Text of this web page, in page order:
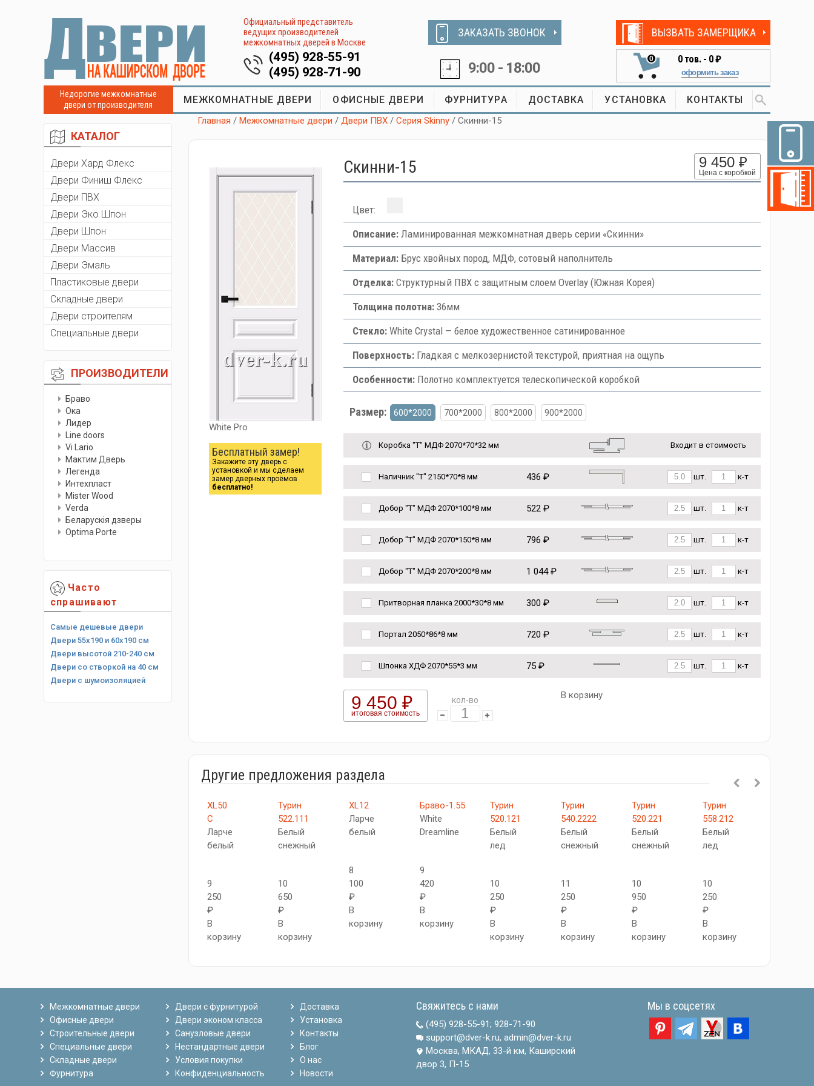
Официальный представитель
ведущих производителей
межкомнатных дверей в Москве
(495) 928-55-91
(495) 928-71-90
ЗАКАЗАТЬ ЗВОНОК
9:00 - 18:00
ВЫЗВАТЬ ЗАМЕРЩИКА
0 0тов. - 0 ₽
оформить заказ
Недорогие межкомнатные
двери от производителя
МЕЖКОМНАТНЫЕ ДВЕРИ ОФИСНЫЕ ДВЕРИ ФУРНИТУРА ДОСТАВКА УСТАНОВКА КОНТАКТЫ
КАТАЛОГ
Двери Хард Флекс
Двери Финиш Флекс
Двери ПВХ
Двери Эко Шпон
Двери Шпон
Двери Массив
Двери Эмаль
Пластиковые двери
Складные двери
Двери строителям
Специальные двери
ПРОИЗВОДИТЕЛИ
Браво
Ока
Лидер
Line doors
Vi Lario
Мактим Дверь
Легенда
Интехпласт
Мister Wood
Verda
Беларускiя дзверы
Optima Porte
Часто
спрашивают
Самые дешевые двери
Двери 55х190 и 60х190 см
Двери высотой 210-240 см
Двери со створкой на 40 см
Двери с шумоизоляцией
Главная /Межкомнатные двери /Двери ПВХ /Серия Skinny / Скинни-15
White Pro
Бесплатный замер!
Закажите эту дверь с
установкой и мы сделаем
замер дверных проёмов
бесплатно!
Скинни-15 9 450 ₽
Цена с коробкой
Цвет:
Описание:Ламинированная межкомнатная дверь серии «Скинни»
Материал:Брус хвойных пород, МДФ, сотовый наполнитель
Отделка:Структурный ПВХ с защитным слоем Overlay (Южная Корея)
Толщина полотна:36мм
Стекло:White Сrystal — белое художественное сатинированное
Поверхность:Гладкая с мелкозернистой текстурой, приятная на ощупь
Особенности:Полотно комплектуется телескопической коробкой
Размер: 600*2000 700*2000 800*2000 900*2000
Коробка "Т" МДФ 2070*70*32 мм Входит в стоимость
Наличник "Т" 2150*70*8 мм 436 ₽ шт. к-т
Добор "Т" МДФ 2070*100*8 мм 522 ₽ шт. к-т
Добор "Т" МДФ 2070*150*8 мм 796 ₽ шт. к-т
Добор "Т" МДФ 2070*200*8 мм 1 044 ₽ шт. к-т
Притворная планка 2000*30*8 мм 300 ₽ шт. к-т
Портал 2050*86*8 мм 720 ₽ шт. к-т
Шпонка ХДФ 2070*55*3 мм 75 ₽ шт. к-т
9 450 ₽
итоговая стоимость
кол-во В корзину
Другие предложения раздела
XL50
C
Ларче
белый
9
250
₽
В
корзину
Турин
522.111
Белый
снежный
10
650
₽
В
корзину
XL12
Ларче
белый
8
100
₽
В
корзину
Браво-1.55
White
Dreamline
9
420
₽
В
корзину
Турин
520.121
Белый
лед
10
250
₽
В
корзину
Турин
540.2222
Белый
снежный
11
250
₽
В
корзину
Турин
520.221
Белый
снежный
10
950
₽
В
корзину
Турин
558.212
Белый
лед
10
250
₽
В
корзину
Межкомнатные двери
Офисные двери
Строительные двери
Специальные двери
Складные двери
Фурнитура
Двери с фурнитурой
Двери эконом класса
Санузловые двери
Нестандартные двери
Условия покупки
Конфиденциальность
Доставка
Установка
Контакты
Блог
О нас
Новости
Свяжитесь с нами
(495) 928-55-91; 928-71-90
support@dver-k.ru, admin@dver-k.ru
Москва, МКАД, 33-й км, Каширский
двор 3, П-15
Мы в соцсетях